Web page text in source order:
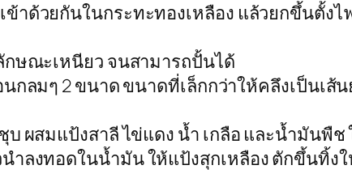
าด้วยกันในกระทะทองเหลือง แล้วยกขึ้นตั้ง
ษณะเหนียว จนสามารถปั้นได้
ลมๆ 2 ขนาด ขนาดที่เล็กกว่าให้คลึงเป็นเส้
ผสมแป้งสาลี ไข่แดง น้ำ เกลือ และน้ำมันพื
ำลงทอดในน้ำมัน ให้แป้งสุกเหลือง ตักขึ้นทิ้